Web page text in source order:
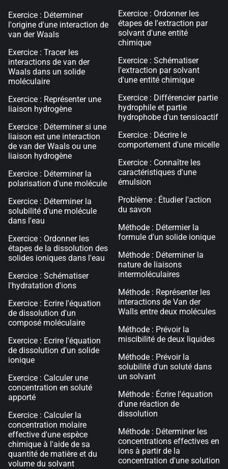
Exercice : Déterminer
l'origine d'une interaction de
van der Waals
Exercice : Tracer les
interactions de van der
Waals dans un solide
moléculaire
Exercice : Représenter une
liaison hydrogène
Exercice : Déterminer si une
liaison est une interaction
de van der Waals ou une
liaison hydrogène
Exercice : Déterminer la
polarisation d'une molécule
Exercice : Déterminer la
solubilité d'une molécule
dans l'eau
Exercice : Ordonner les
étapes de la dissolution des
solides ioniques dans l'eau
Exercice : Schématiser
l'hydratation d'ions
Exercice : Ecrire l'équation
de dissolution d'un
composé moléculaire
Exercice : Ecrire l'équation
de dissolution d'un solide
ionique
Exercice : Calculer une
concentration en soluté
apporté
Exercice : Calculer la
concentration molaire
effective d'une espèce
chimique à l'aide de sa
quantité de matière et du
volume du solvant
Exercice : Ordonner les
étapes de l'extraction par
solvant d'une entité
chimique
Exercice : Schématiser
l'extraction par solvant
d'une entité chimique
Exercice : Différencier partie
hydrophile et partie
hydrophobe d'un tensioactif
Exercice : Décrire le
comportement d'une micelle
Exercice : Connaître les
caractéristiques d'une
émulsion
Problème : Étudier l'action
du savon
Méthode : Détermier la
formule d'un solide ionique
Méthode : Déterminer la
nature de liaisons
intermoléculaires
Méthode : Représenter les
interactions de Van der
Walls entre deux molécules
Méthode : Prévoir la
miscibilité de deux liquides
Méthode : Prévoir la
solubilité d'un soluté dans
un solvant
Méthode : Écrire l'équation
d'une réaction de
dissolution
Méthode : Déterminer les
concentrations effectives en
ions à partir de la
concentration d'une solution